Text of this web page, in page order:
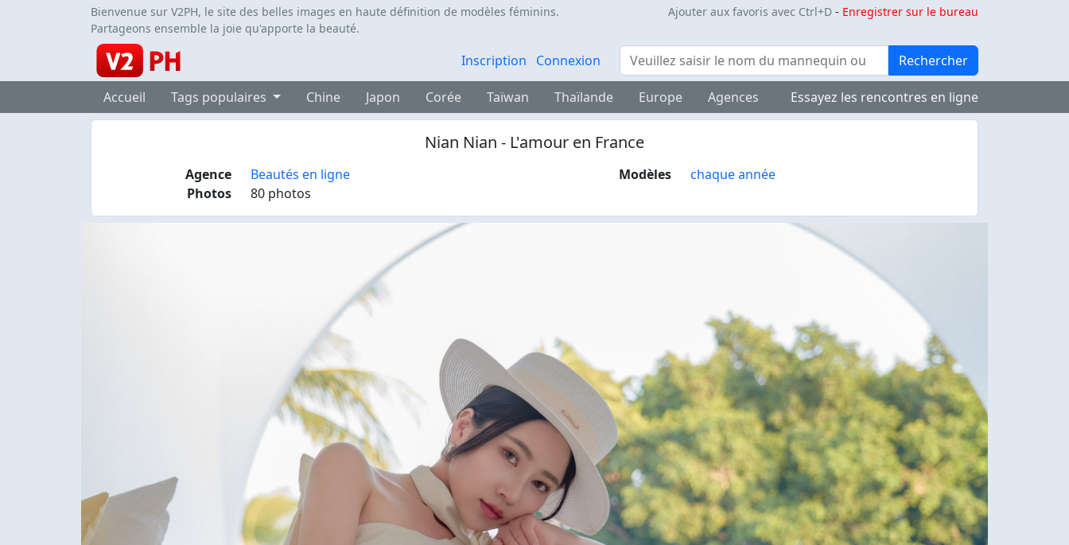
Bienvenue sur V2PH, le site des belles images en haute définition de modèles féminins.
Partageons ensemble la joie qu'apporte la beauté.
Ajouter aux favoris avec Ctrl+D - Enregistrer sur le bureau
Inscription Connexion Rechercher Rechercher
Accueil Tags populaires Chine Japon Corée Taïwan Thaïlande Europe Agences Essayez les rencontres en ligne
Nian Nian - L'amour en France
Agence
Beautés en ligne
Photos
80 photos
Modèles chaque année